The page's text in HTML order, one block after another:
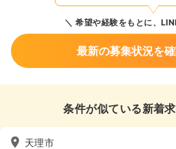
希望や経験をもとに、
最新の募集状況を
条件が似ている新着
天理市